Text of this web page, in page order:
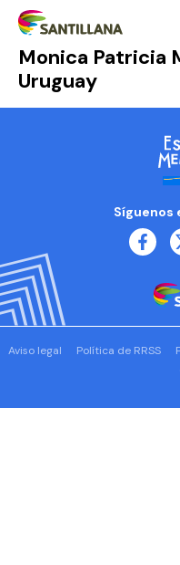
Monica Patricia
Uruguay
Síguenos
Aviso legal Política de RRSS